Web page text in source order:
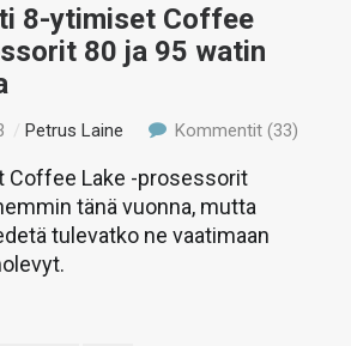
8-ytimiset Coffee
80 ja 95 watin
/Petrus Laine Kommentit (33)
Coffee Lake -prosessorit
tänä vuonna, mutta
tulevatko ne vaatimaan